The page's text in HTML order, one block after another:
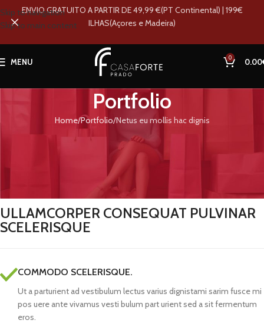
Skip to navigation
Skip to main content
MENU 0 0.00
Portfolio
Home Portfolio Netus eu mollis hac dignis
ULLAMCORPER CONSEQUAT PULVINAR
SCELERISQUE
COMMODO SCELERISQUE.
Ut a parturient ad vestibulum lectus varius dignistami sarim fusce mi
pos uere ante vivamus vesti bulum part urient sed a sit fermentum
eros.
ENVIO GRATUITO A PARTIR DE 49,99 €(PT Continental) | 199€
ILHAS(Açores e Madeira)